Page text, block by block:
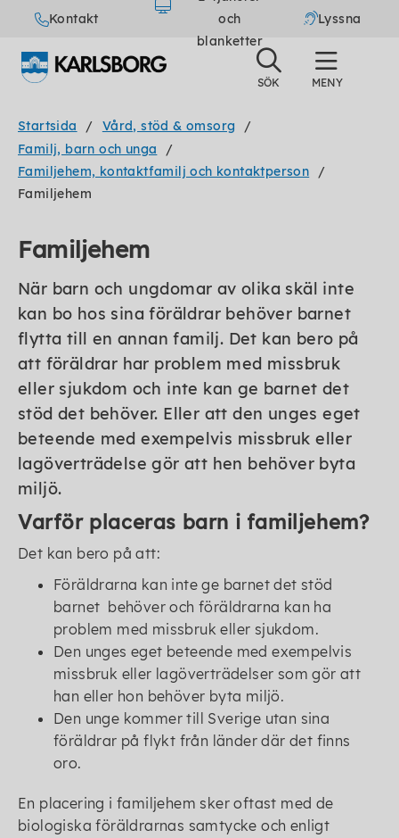
Kontakt
och
blanketter
Lyssna
Startsida
Vård, stöd & omsorg
Familj, barn och unga
Familjehem, kontaktfamilj och kontaktperson
Familjehem
Familjehem
När barn och ungdomar av olika skäl inte
kan bo hos sina föräldrar behöver barnet
flytta till en annan familj. Det kan bero på
att föräldrar har problem med missbruk
eller sjukdom och inte kan ge barnet det
stöd det behöver. Eller att den unges eget
beteende med exempelvis missbruk eller
lagöverträdelse gör att hen behöver byta
miljö.
Varför placeras barn i familjehem?
Det kan bero på att:
Föräldrarna kan inte ge barnet det stöd
barnet behöver och föräldrarna kan ha
problem med missbruk eller sjukdom.
Den unges eget beteende med exempelvis
missbruk eller lagöverträdelser som gör att
han eller hon behöver byta miljö.
Den unge kommer till Sverige utan sina
föräldrar på flykt från länder där det finns
oro.
En placering i familjehem sker oftast med de
biologiska föräldrarnas samtycke och enligt